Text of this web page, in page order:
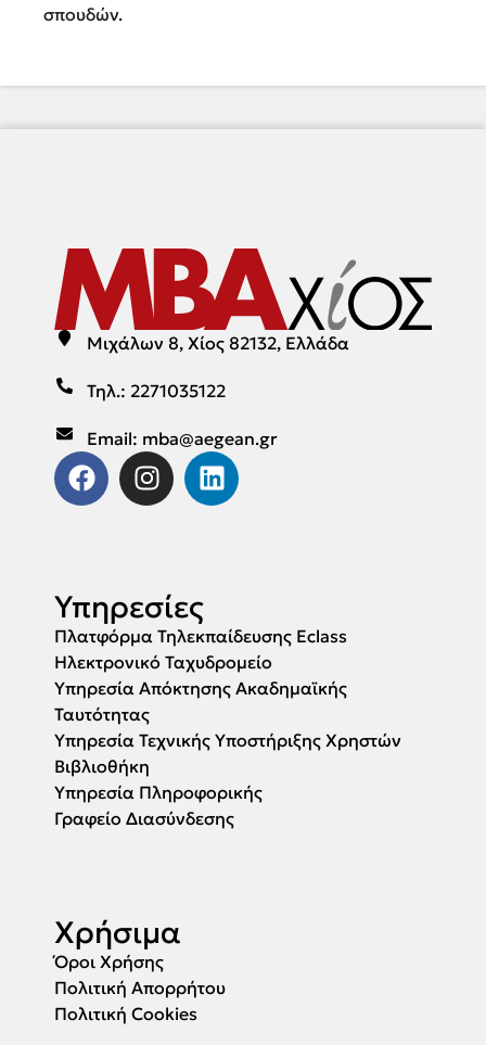
σπουδών.
Μιχάλων 8, Χίος 82132, Ελλάδα
Τηλ.: 2271035122
Email: mba@aegean.gr
Υπηρεσίες
Πλατφόρμα Τηλεκπαίδευσης Eclass
Ηλεκτρονικό Ταχυδρομείο
Υπηρεσία Απόκτησης Ακαδημαϊκής
Ταυτότητας
Υπηρεσία Τεχνικής Υποστήριξης Χρηστών
Βιβλιοθήκη
Υπηρεσία Πληροφορικής
Γραφείο Διασύνδεσης
Χρήσιμα
Όροι Χρήσης
Πολιτική Απορρήτου
Πολιτική Cookies